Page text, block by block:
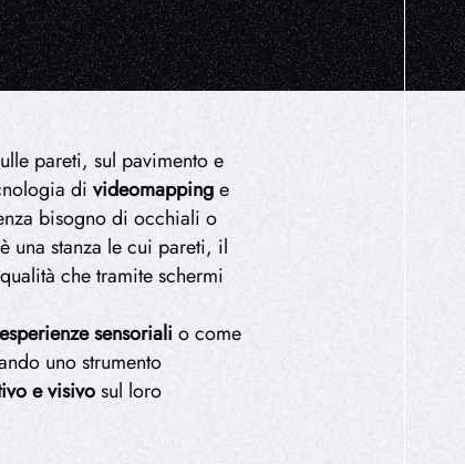
pareti, sul pavimento e
di videomappinge
bisogno di occhiali o
una stanza le cui pareti, il
che tramite schermi
esperienze sensoriali o come
uno strumento
e visivosul loro